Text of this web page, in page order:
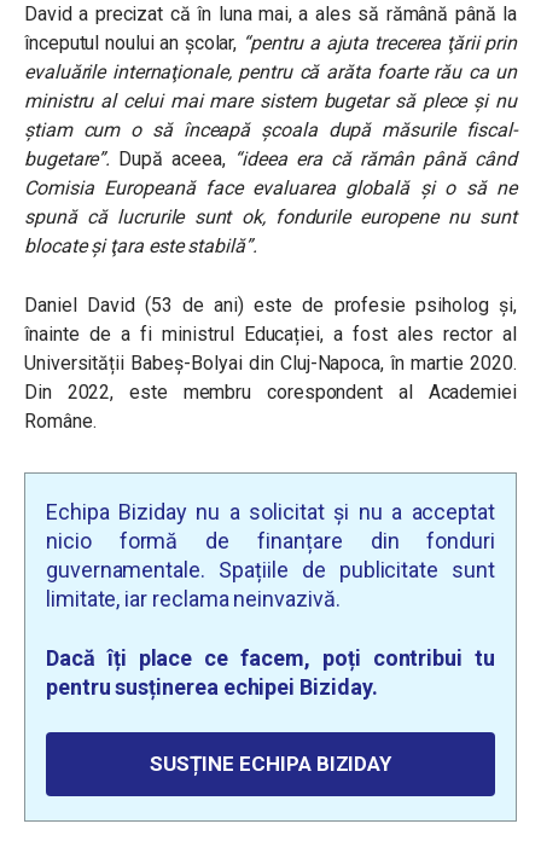
David a precizat că în luna mai, a ales să rămână până la
începutul noului an școlar, “pentru a ajuta trecerea ţării prin
evaluările internaţionale, pentru că arăta foarte rău ca un
ministru al celui mai mare sistem bugetar să plece şi nu
ştiam cum o să înceapă şcoala după măsurile fiscal-
bugetare”. După aceea, “ideea era că rămân până când
Comisia Europeană face evaluarea globală şi o să ne
spună că lucrurile sunt ok, fondurile europene nu sunt
blocate şi ţara este stabilă”.
Daniel David (53 de ani) este de profesie psiholog și,
înainte de a fi ministrul Educației, a fost ales rector al
Universității Babeș-Bolyai din Cluj-Napoca, în martie 2020.
Din 2022, este membru corespondent al Academiei
Române.
Echipa Biziday nu a solicitat și nu a acceptat
nicio formă de finanțare din fonduri
guvernamentale. Spațiile de publicitate sunt
limitate, iar reclama neinvazivă.
Dacă îți place ce facem, poți contribui tu
pentru susținerea echipei Biziday.
SUSȚINE ECHIPA BIZIDAY